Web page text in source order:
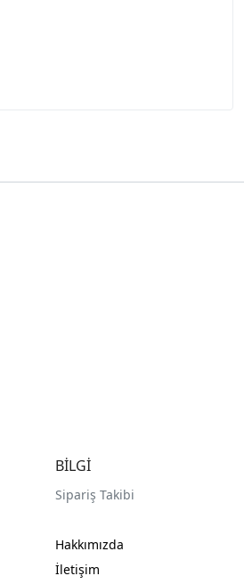
BİLGİ
Sipariş Takibi
Hakkımızda
İletişim